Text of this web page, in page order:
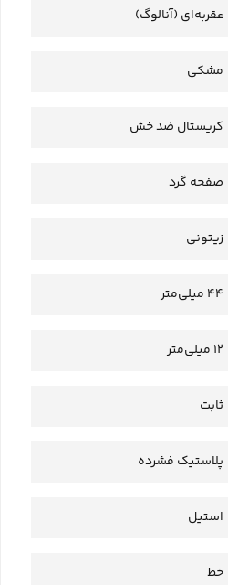
عقربه‌ای (آنالوگ)
مشکی
کریستال ضد خش
صفحه گرد
زیتونی
44 میلی‌متر
12 میلی‌متر
ثابت
پلاستیک فشرده
استیل
خط